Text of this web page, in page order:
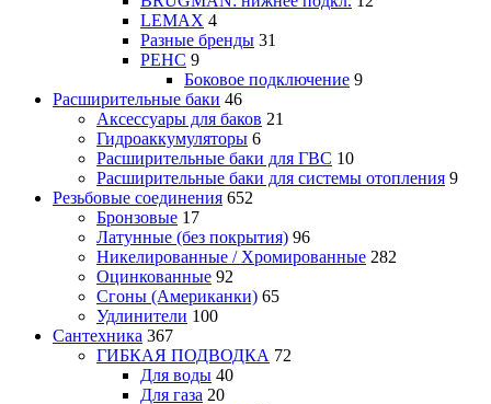
LEMAX 4
Разные бренды 31
РЕНС 9
Боковое подключение 9
Расширительные баки 46
Аксессуары для баков 21
Гидроаккумуляторы 6
Расширительные баки для ГВС 10
Расширительные баки для системы отопления 9
Резьбовые соединения 652
Бронзовые 17
Латунные (без покрытия) 96
Никелированные / Хромированные 282
Оцинкованные 92
Сгоны (Американки) 65
Удлинители 100
Сантехника 367
ГИБКАЯ ПОДВОДКА 72
Для воды 40
Для газа 20